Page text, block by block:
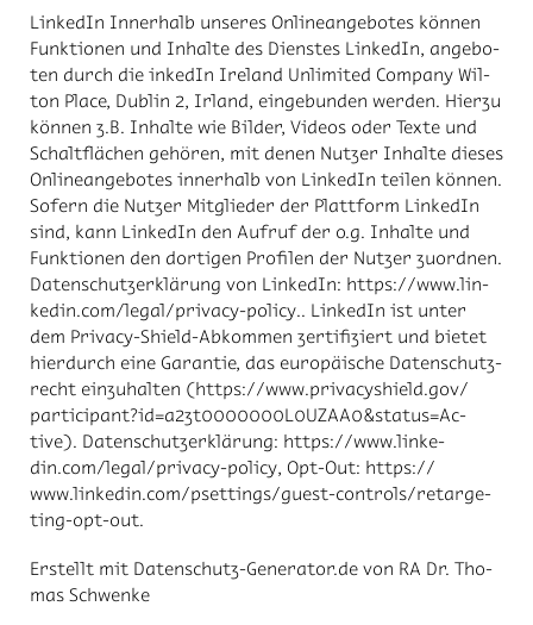
Lin­ke­dIn In­ner­halb un­se­res On­line­an­ge­bo­tes kön­nen
Funk­tio­nen und In­hal­te des Diens­tes Lin­ke­dIn, an­ge­bo­
ten durch die in­ke­dIn Ire­land Un­li­mi­ted Com­pa­ny Wil­
ton Place, Dub­lin 2, Ir­land, ein­ge­bun­den wer­den. Hier­zu
kön­nen z.B. In­hal­te wie Bil­der, Vi­de­os oder Tex­te und
Schalt­flä­chen ge­hö­ren, mit de­nen Nut­zer In­hal­te die­ses
On­line­an­ge­bo­tes in­ner­halb von Lin­ke­dIn tei­len kön­nen.
So­fern die Nut­zer Mit­glie­der der Platt­form Lin­ke­dIn
sind, kann Lin­ke­dIn den Auf­ruf der o.g. In­hal­te und
Funk­tio­nen den dor­ti­gen Pro­fi­len der Nut­zer zu­ord­nen.
Da­ten­schutz­er­klä­rung von Lin­ke­dIn: https://​www.lin­
ke­din.com/​le­gal/​pri­va­cy-po­li­cy.. Lin­ke­dIn ist un­ter
dem Pri­va­cy-Shield-Ab­kom­men zer­ti­fi­ziert und bie­tet
hier­durch eine Ga­ran­tie, das eu­ro­päi­sche Da­ten­schutz­
recht ein­zu­hal­ten (https://​www.pri­va­cy­shield.gov/​
par­ti­ci­pant?id=a2z­t0000000L0U­ZAA0&sta­tus=Ac­
tive). Da­ten­schutz­er­klä­rung: https://​www.lin­ke­
din.com/​le­gal/​pri­va­cy-po­li­cy, Opt-Out: https://​
www.lin­ke­din.com/​pset­tings/​guest-con­trols/​re­tar­ge­
ting-opt-out.
Er­stellt mit Da­ten­schutz-Ge­ne­ra­tor.de von RA Dr. Tho­
mas Schwen­ke